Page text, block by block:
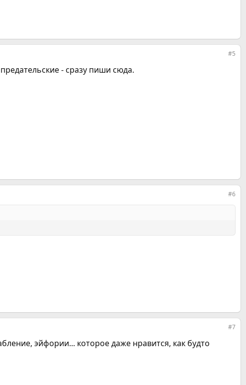
#5
- сразу пиши сюда.
#6
#7
эйфории... которое даже нравится, как будто